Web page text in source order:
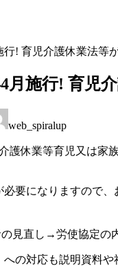
行! 育児介護休業法等
4月施行! 育児
web_spiralup
護休業等育児又は
要になりますので、
見直し→労使協定の
の対応も説明資料や